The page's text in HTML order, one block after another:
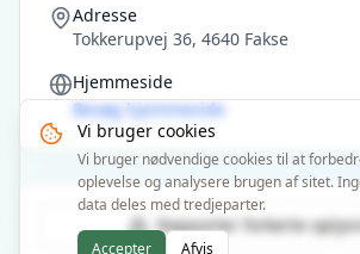
Adresse
Tokkerupvej 36, 4640 Fakse
Hjemmeside
Besøg hjemmeside
Rapporter forkerte
Vi bruger cookies
Vi bruger nødvendige cookies til at
oplevelse og analysere brugen af sitet.
data deles med tredjeparter.
Accepter Afvis